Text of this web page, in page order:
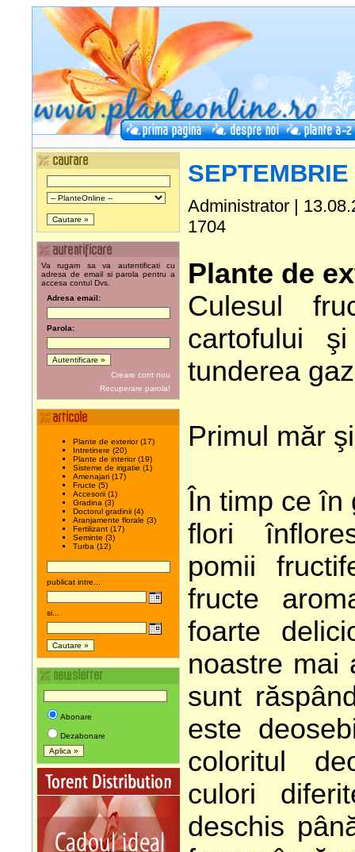
Va rugam sa va autentificati cu
adresa de email si parola pentru a
accesa contul Dvs.
Adresa email:
Parola:
Creare cont nou
Recuperare parola!
Plante de exterior (17)
Intretinere (20)
Plante de interior (19)
Sisteme de irigatie (1)
Amenajari (17)
Fructe (5)
Accesorii (1)
Gradina (3)
Doctorul gradinii (4)
Aranjamente florale (3)
Fertilizant (17)
Seminte (3)
Turba (12)
publicat intre...
si...
Abonare
Dezabonare
SEPTEMBRIE
Administrator |
1704
Plante de
Culesul
cartofului
tunderea
Primul măr
În timp ce în
flori
pomii
fructe
foarte
noastre mai
sunt
este
coloritul
culori
deschis